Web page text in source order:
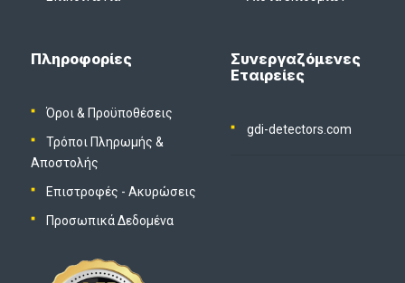
Πληροφορίες
Όροι & Προϋποθέσεις
Τρόποι Πληρωμής &
Αποστολής
Επιστροφές - Ακυρώσεις
Προσωπικά Δεδομένα
Συνεργαζόμενες
Εταιρείες
gdi-detectors.com